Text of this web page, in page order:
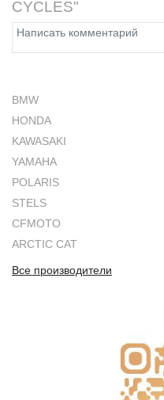
CYCLES"
BMW
HONDA
KAWASAKI
YAMAHA
POLARIS
STELS
CFMOTO
ARCTIC CAT
Все производители